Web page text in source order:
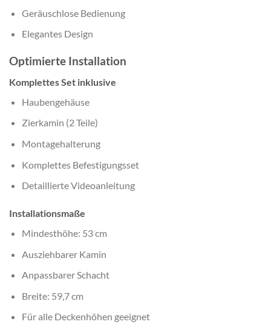
Geräuschlose Bedienung
Elegantes Design
Optimierte Installation
Komplettes Set inklusive
Haubengehäuse
Zierkamin (2 Teile)
Montagehalterung
Komplettes Befestigungsset
Detaillierte Videoanleitung
Installationsmaße
Mindesthöhe: 53 cm
Ausziehbarer Kamin
Anpassbarer Schacht
Breite: 59,7 cm
Für alle Deckenhöhen geeignet